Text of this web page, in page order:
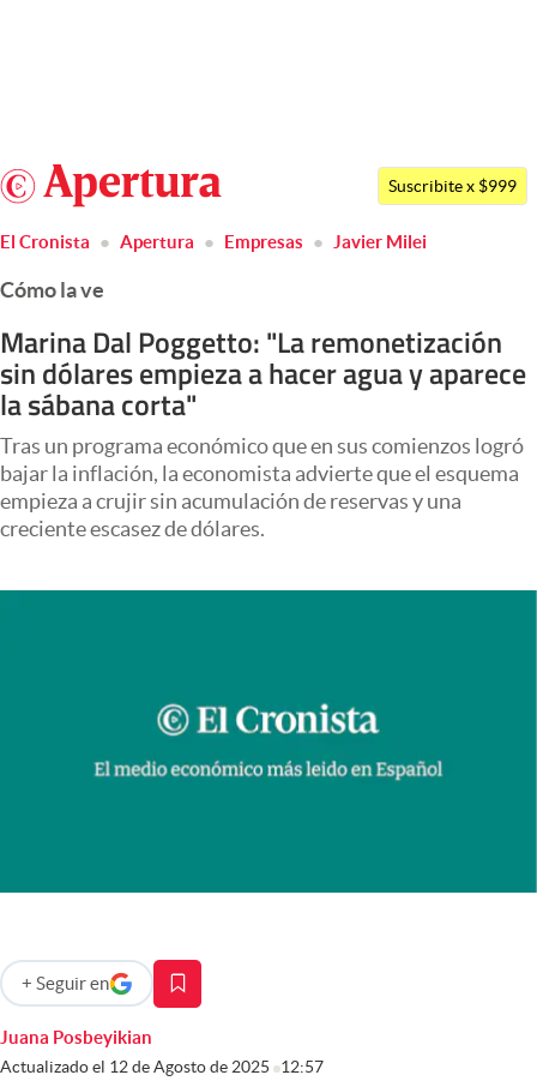
Argentina
Members
Economía y Política
Negocios
Columnistas
Otras secciones
Apertura
Clase
Eventos Corporativos
El Cronista Studio
Argentina
Suscribite x $999
El Cronista Apertura Empresas Javier Milei
Cómo la ve
Marina Dal Poggetto: "La remonetización
sin dólares empieza a hacer agua y aparece
la sábana corta"
Tras un programa económico que en sus comienzos logró
bajar la inflación, la economista advierte que el esquema
empieza a crujir sin acumulación de reservas y una
creciente escasez de dólares.
Juana Posbeyikian
Actualizado el 12 de Agosto de 2025 12:57
+ Seguir en
abre en nueva pestaña